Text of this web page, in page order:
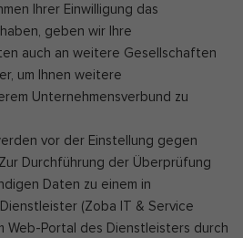
Ihrer Einwilligung das
geben wir Ihre
auch an weitere Gesellschaften
um Ihnen weitere
Unternehmensverbund zu
vor der Einstellung gegen
Durchführung der Überprüfung
Daten zu einem in
(Zoba IT & Service
Web-Portal des Dienstleisters durch